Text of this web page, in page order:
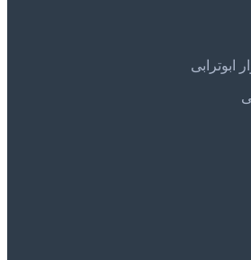
ابوترابی